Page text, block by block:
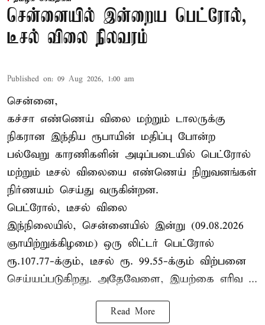
சென்னையில் இன்றைய பெட்ரோல்,
டீசல் விலை நிலவரம்
Published on: 09 Aug 2026, 1:00 am
சென்னை,
கச்சா எண்ணெய் விலை மற்றும் டாலருக்கு
நிகரான இந்திய ரூபாயின் மதிப்பு போன்ற
பல்வேறு காரணிகளின் அடிப்படையில் பெட்ரோல்
மற்றும் டீசல் விலையை எண்ணெய் நிறுவனங்கள்
நிர்ணயம் செய்து வருகின்றன.
பெட்ரோல், டீசல் விலை
இந்நிலையில், சென்னையில் இன்று (09.08.2026
ஞாயிற்றுக்கிழமை) ஒரு லிட்டர் பெட்ரோல்
ரூ.107.77-க்கும், டீசல் ரூ. 99.55-க்கும் விற்பனை
செய்யப்படுகிறது. அதேவேளை, இயற்கை எரிவ ...
Read More